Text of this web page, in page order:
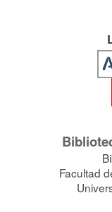
Facultad